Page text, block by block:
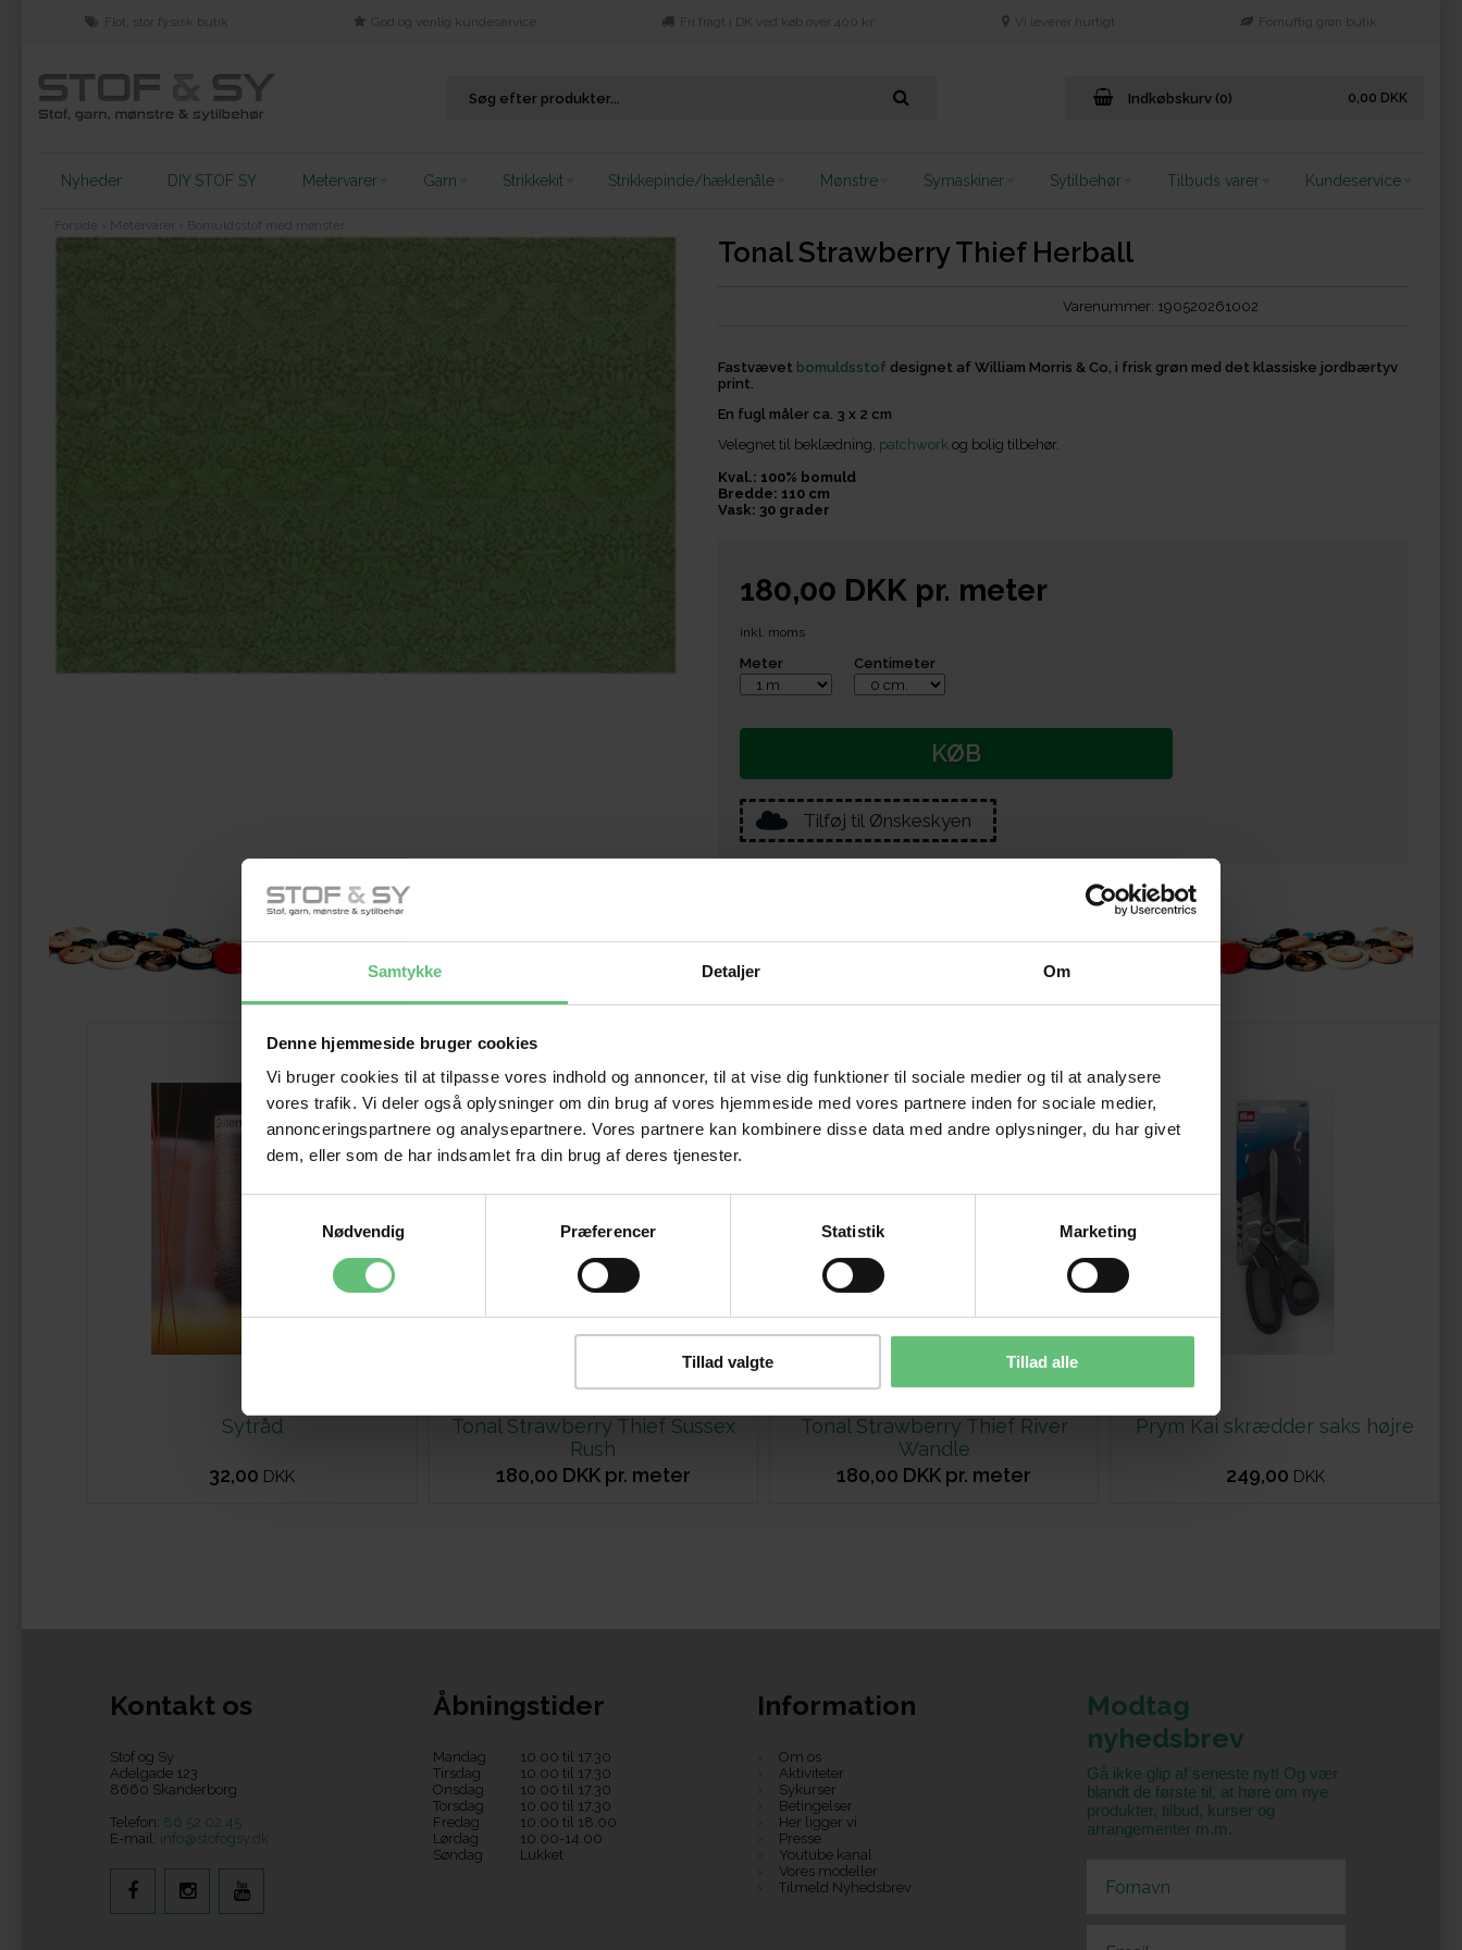
Samtykke Detaljer Om
Denne hjemmeside bruger cookies
Vi bruger cookies til at tilpasse vores indhold og annoncer, til at vise dig funktioner til sociale medier og til at analysere
vores trafik. Vi deler også oplysninger om din brug af vores hjemmeside med vores partnere inden for sociale medier,
annonceringspartnere og analysepartnere. Vores partnere kan kombinere disse data med andre oplysninger, du har givet
dem, eller som de har indsamlet fra din brug af deres tjenester.
Nødvendig
Præferencer Statistik Marketing
Tillad valgte Tillad alle
Flot, stor fysisk butik God og venlig kundeservice Fri fragt i DK ved køb over 400 kr. Vi leverer hurtigt Fornuftig grøn butik
Indkøbskurv (0) 0,00 DKK
Nyheder DIY STOF SY Metervarer Garn Strikkekit Strikkepinde/hæklenåle Mønstre Symaskiner Sytilbehør Tilbuds varer Kundeservice
Metervarer Bomuldsstof med mønster
Tonal Strawberry Thief Herball
Varenummer: 190520261002
Fastvævet bomuldsstof designet af William Morris & Co, i frisk grøn med det klassiske jordbærtyv
print.
En fugl måler ca. 3 x 2 cm
Velegnet til beklædning, patchworkog bolig tilbehør.
Kval.: 100% bomuld
Bredde: 110 cm
Vask: 30 grader
180,00 DKKpr. meter
inkl. moms
Meter Centimeter
KØB
Tilføj til Ønskeskyen
Måske er du også interesseret i følgende produkter
Sytråd
32,00 DKK
Tonal Strawberry Thief Sussex
Rush
180,00 DKK pr. meter
Tonal Strawberry Thief River
Wandle
180,00 DKK pr. meter
Prym Kai skrædder saks højre
249,00 DKK
Kontakt os
Stof og Sy
Adelgade 123
8660 Skanderborg
Telefon: 86 52 02 45
E-mail: info@stofogsy.dk
Åbningstider
Mandag
10.00 til 17.30
Tirsdag
10.00 til 17.30
Onsdag
10.00 til 17.30
Torsdag
10.00 til 17.30
Fredag
10.00 til 18.00
Lørdag
10.00-14.00
Søndag
Lukket
Information
Om os
Aktiviteter
Sykurser
Betingelser
Her ligger vi
Presse
Youtube kanal
Vores modeller
Tilmeld Nyhedsbrev
Modtag
nyhedsbrev
Gå ikke glip af seneste nyt! Og vær
blandt de første til, at høre om nye
produkter, tilbud, kurser og
arrangementer m.m.